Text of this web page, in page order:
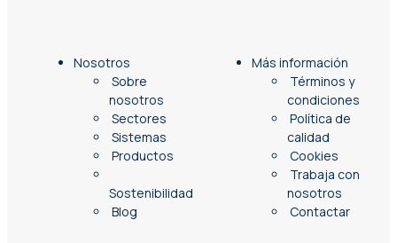
Nosotros
Sobre
nosotros
Sectores
Sistemas
Productos
Sostenibilidad
Blog
Más información
Términos y
condiciones
Política de
calidad
Cookies
Trabaja con
nosotros
Contactar